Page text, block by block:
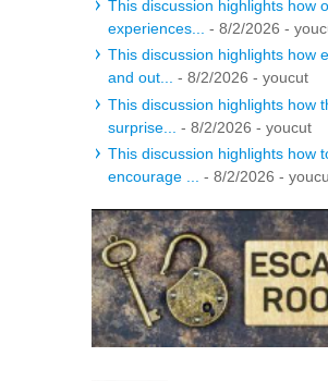
This discussion highlights how
experiences...
- 8/2/2026 -
This discussion highlights how
and out...
- 8/2/2026 - youcut
This discussion highlights how
surprise...
- 8/2/2026 - youcut
This discussion highlights how
encourage ...
- 8/2/2026 -